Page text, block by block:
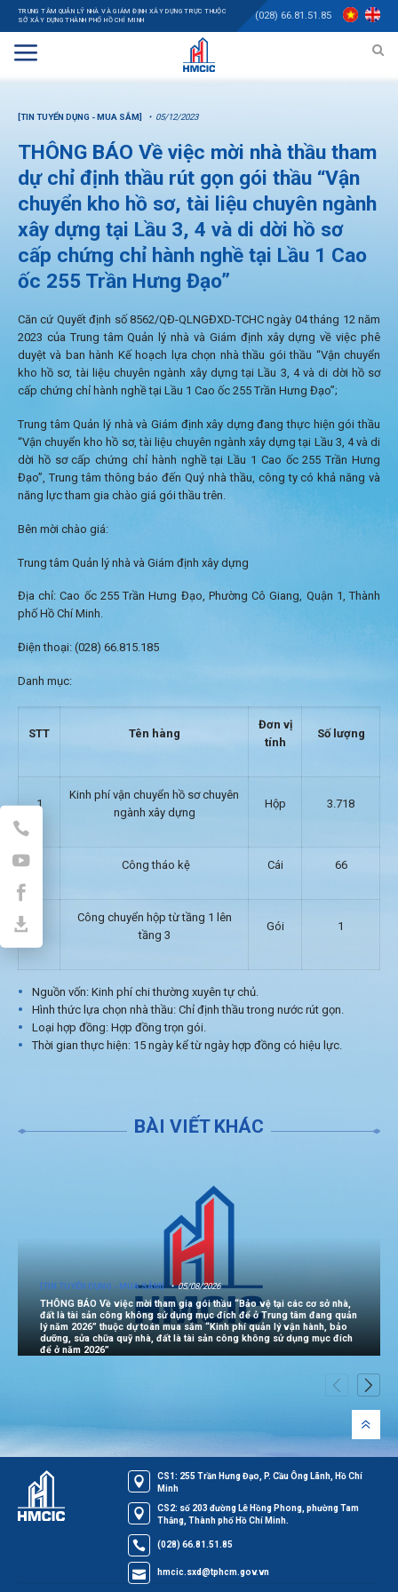
TRUNG TÂM QUẢN LÝ NHÀ VÀ GIÁM ĐỊNH XÂY DỰNG TRỰC THUỘC
SỞ XÂY DỰNG THÀNH PHỐ HỒ CHÍ MINH
(028) 66.81.51.85
[TIN TUYỂN DỤNG - MUA SẮM] 05/12/2023
THÔNG BÁO Về việc mời nhà thầu tham
dự chỉ định thầu rút gọn gói thầu “Vận
chuyển kho hồ sơ, tài liệu chuyên ngành
xây dựng tại Lầu 3, 4 và di dời hồ sơ
cấp chứng chỉ hành nghề tại Lầu 1 Cao
ốc 255 Trần Hưng Đạo”
Căn cứ Quyết định số 8562/QĐ-QLNGĐXD-TCHC ngày 04 tháng 12 năm
2023 của Trung tâm Quản lý nhà và Giám định xây dựng về việc phê
duyệt và ban hành Kế hoạch lựa chọn nhà thầu gói thầu “Vận chuyển
kho hồ sơ, tài liệu chuyên ngành xây dựng tại Lầu 3, 4 và di dời hồ sơ
cấp chứng chỉ hành nghề tại Lầu 1 Cao ốc 255 Trần Hưng Đạo”;
Trung tâm Quản lý nhà và Giám định xây dựng đang thực hiện gói thầu
“Vận chuyển kho hồ sơ, tài liệu chuyên ngành xây dựng tại Lầu 3, 4 và di
dời hồ sơ cấp chứng chỉ hành nghề tại Lầu 1 Cao ốc 255 Trần Hưng
Đạo”, Trung tâm thông báo đến Quý nhà thầu, công ty có khả năng và
năng lực tham gia chào giá gói thầu trên.
Bên mời chào giá:
Trung tâm Quản lý nhà và Giám định xây dựng
Địa chỉ: Cao ốc 255 Trần Hưng Đạo, Phường Cô Giang, Quận 1, Thành
phố Hồ Chí Minh.
Điện thoại: (028) 66.815.185
Danh mục:
STT Tên hàng
Đơn vị
tính
Số lượng
1
Kinh phí vận chuyển hồ sơ chuyên
ngành xây dựng
Hộp 3.718
Công tháo kệ Cái 66
Công chuyển hộp từ tầng 1 lên
tầng 3
Gói 1
Nguồn vốn: Kinh phí chi thường xuyên tự chủ.
Hình thức lựa chọn nhà thầu: Chỉ định thầu trong nước rút gọn.
Loại hợp đồng: Hợp đồng trọn gói.
Thời gian thực hiện: 15 ngày kể từ ngày hợp đồng có hiệu lực.
BÀI VIẾT KHÁC
[TIN TUYỂN DỤNG - MUA SẮM] 05/08/2026
THÔNG BÁO Về việc mời tham gia gói thầu “Bảo vệ tại các cơ sở nhà,
đất là tài sản công không sử dụng mục đích để ở Trung tâm đang quản
lý năm 2026” thuộc dự toán mua sắm “Kinh phí quản lý vận hành, bảo
dưỡng, sửa chữa quỹ nhà, đất là tài sản công không sử dụng mục đích
để ở năm 2026”
CS1: 255 Trần Hưng Đạo, P. Cầu Ông Lãnh, Hồ Chí
Minh
CS2: số 203 đường Lê Hồng Phong, phường Tam
Thắng, Thành phố Hồ Chí Minh.
(028) 66.81.51.85
hmcic.sxd@tphcm.gov.vn